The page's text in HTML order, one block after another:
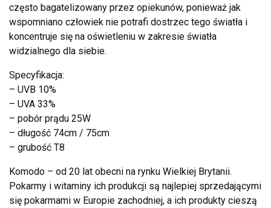
często bagatelizowany przez opiekunów, ponieważ jak
wspomniano człowiek nie potrafi dostrzec tego światła i
koncentruje się na oświetleniu w zakresie światła
widzialnego dla siebie.
Specyfikacja:
– UVB 10%
– UVA 33%
– pobór prądu 25W
– długość 74cm / 75cm
– grubość T8
Komodo – od 20 lat obecni na rynku Wielkiej Brytanii.
Pokarmy i witaminy ich produkcji są najlepiej sprzedającymi
się pokarmami w Europie zachodniej, a ich produkty cieszą